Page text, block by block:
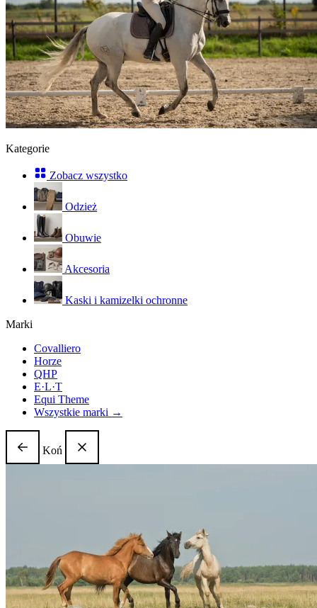
Kategorie
Zobacz wszystko
Odzież
Obuwie
Akcesoria
Kaski i kamizelki ochronne
Marki
Covalliero
Horze
QHP
E·L·T
Equi Theme
Wszystkie marki →
Koń